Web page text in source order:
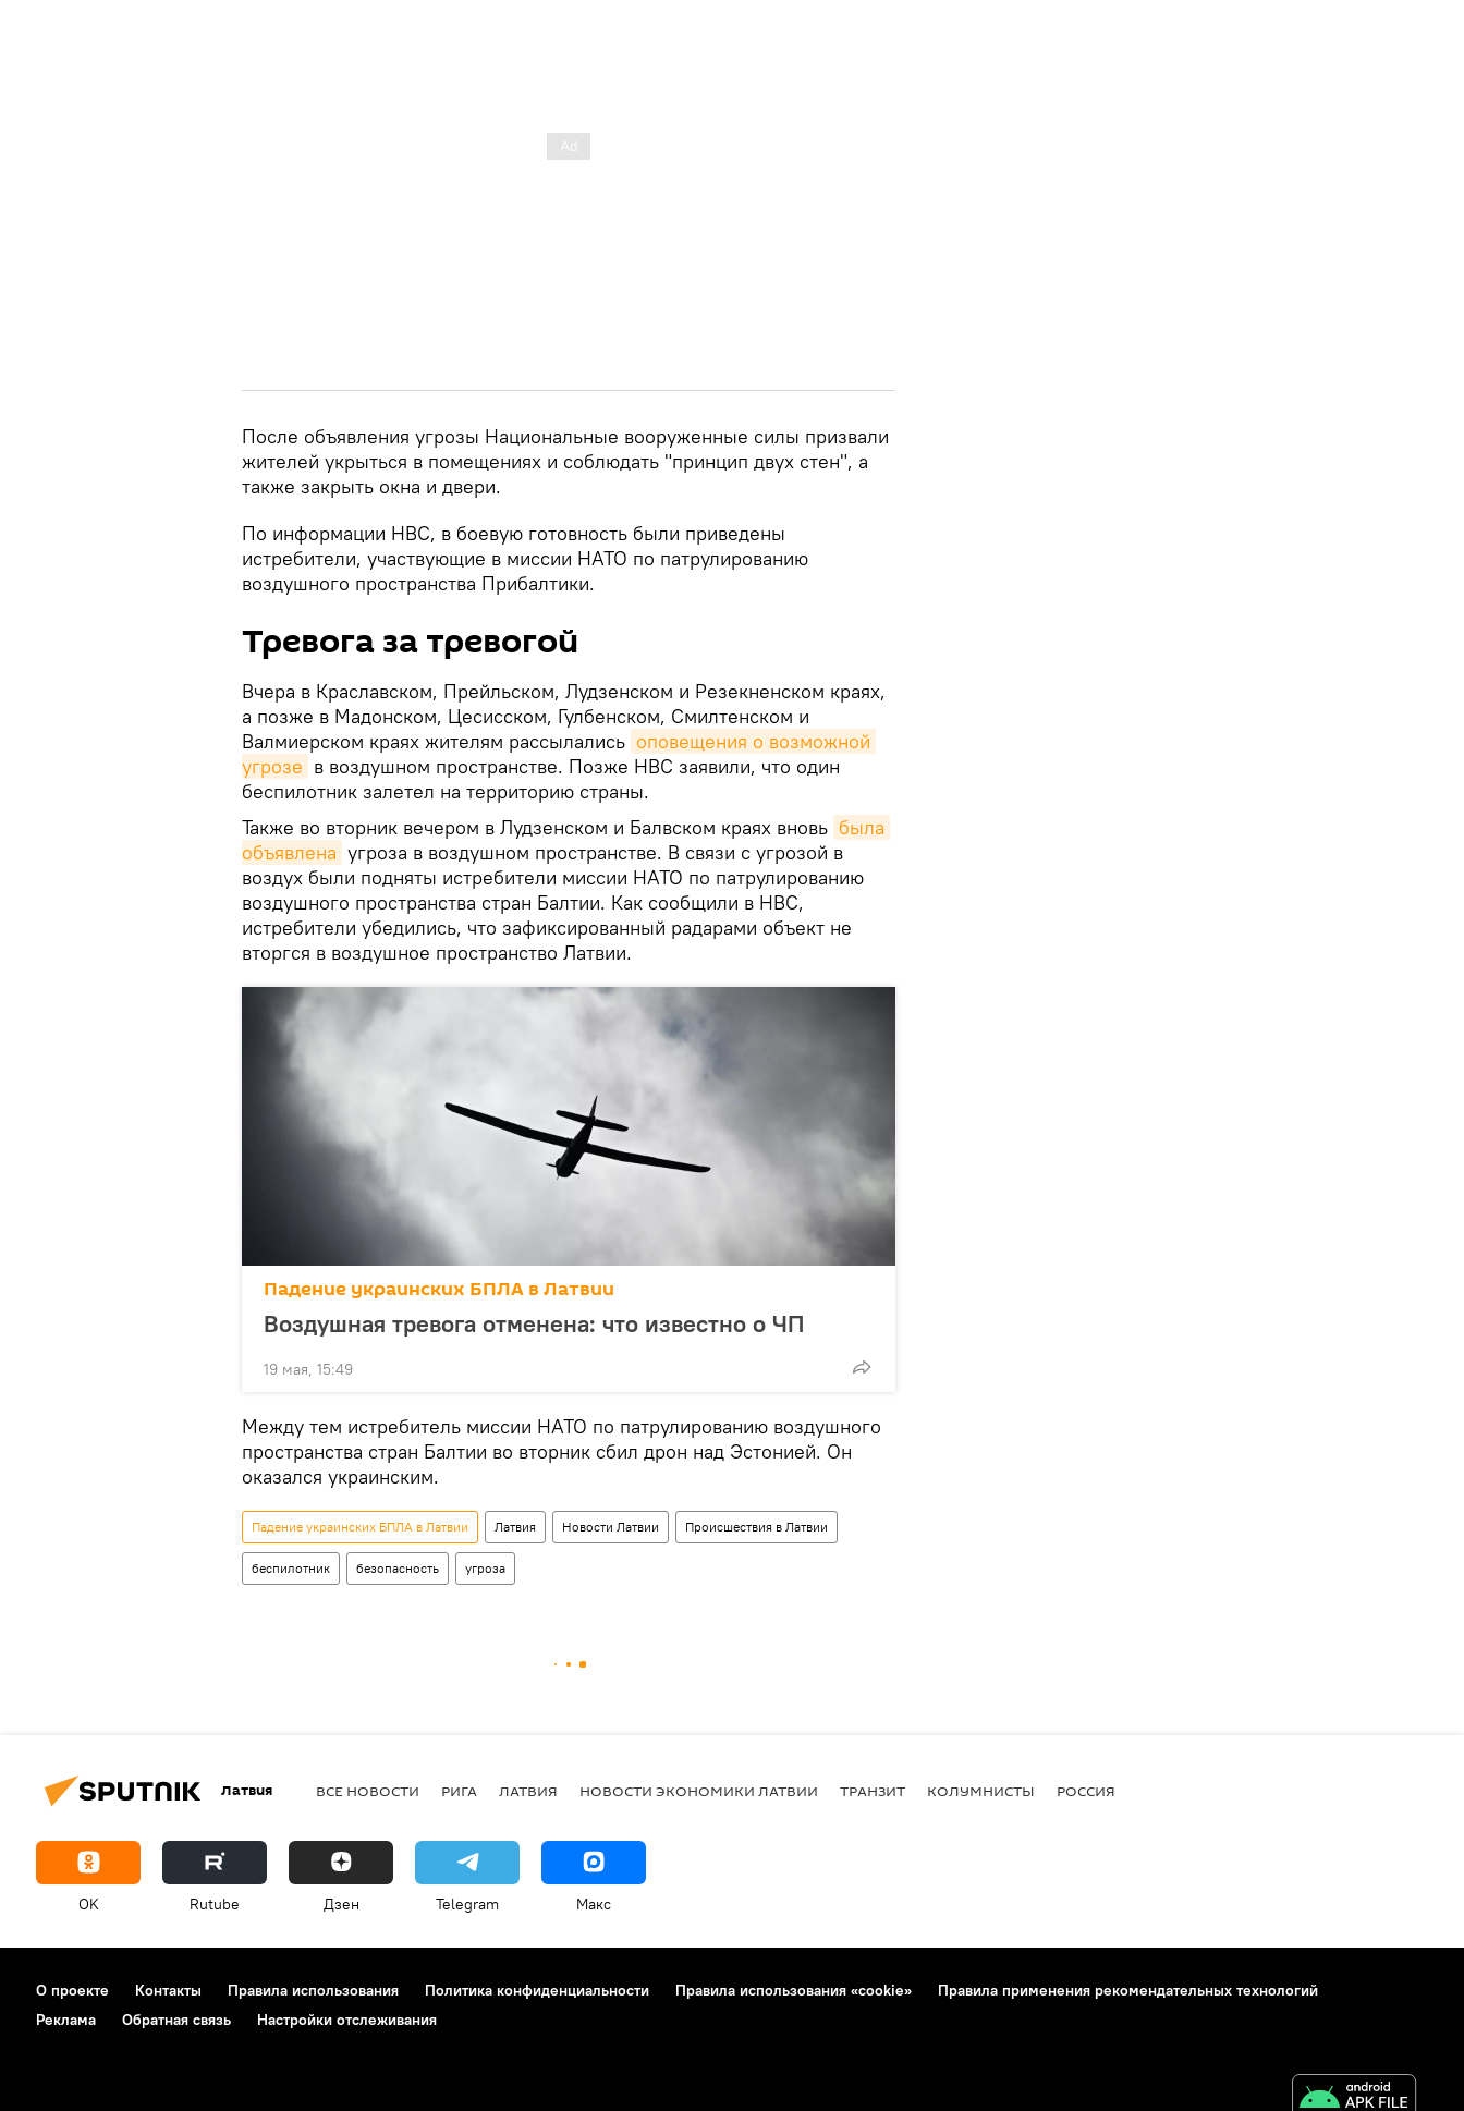
После объявления угрозы Национальные вооруженные силы призвали
жителей укрыться в помещениях и соблюдать "принцип двух стен", а
также закрыть окна и двери.
По информации НВС, в боевую готовность были приведены
истребители, участвующие в миссии НАТО по патрулированию
воздушного пространства Прибалтики.
Тревога за тревогой
Вчера в Краславском, Прейльском, Лудзенском и Резекненском краях,
а позже в Мадонском, Цесисском, Гулбенском, Смилтенском и
Валмиерском краях жителям рассылались оповещения о возможной
угрозе в воздушном пространстве. Позже НВС заявили, что один
беспилотник залетел на территорию страны.
Также во вторник вечером в Лудзенском и Балвском краях вновь была
объявлена угроза в воздушном пространстве. В связи с угрозой в
воздух были подняты истребители миссии НАТО по патрулированию
воздушного пространства стран Балтии. Как сообщили в НВС,
истребители убедились, что зафиксированный радарами объект не
вторгся в воздушное пространство Латвии.
Падение украинских БПЛА в Латвии
Воздушная тревога отменена: что известно о ЧП
19 мая, 15:49
Между тем истребитель миссии НАТО по патрулированию воздушного
пространства стран Балтии во вторник сбил дрон над Эстонией. Он
оказался украинским.
Падение украинских БПЛА в Латвии Латвия Новости Латвии Происшествия в Латвии
беспилотник безопасность угроза
Латвия ВСЕ НОВОСТИ РИГА ЛАТВИЯ НОВОСТИ ЭКОНОМИКИ ЛАТВИИ ТРАНЗИТ КОЛУМНИСТЫ РОССИЯ
OK Rutube Дзен Telegram Макс
О проекте Контакты Правила использования Политика конфиденциальности Правила использования «cookie»
Правила применения рекомендательных технологий
Реклама
Обратная связь Настройки отслеживания